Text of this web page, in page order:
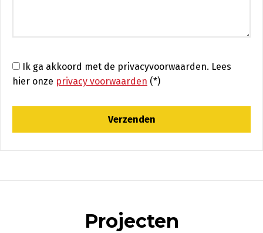
Ik ga akkoord met de privacyvoorwaarden. Lees
hier onze privacy voorwaarden (*)
Projecten